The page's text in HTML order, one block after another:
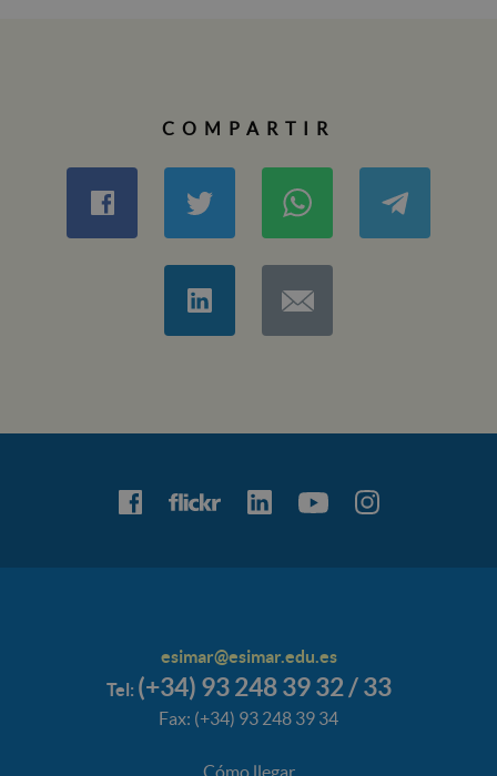
COMPARTIR
esimar@esimar.edu.es
Tel: (+34) 93 248 39 32 / 33
Fax: (+34) 93 248 39 34
Cómo llegar